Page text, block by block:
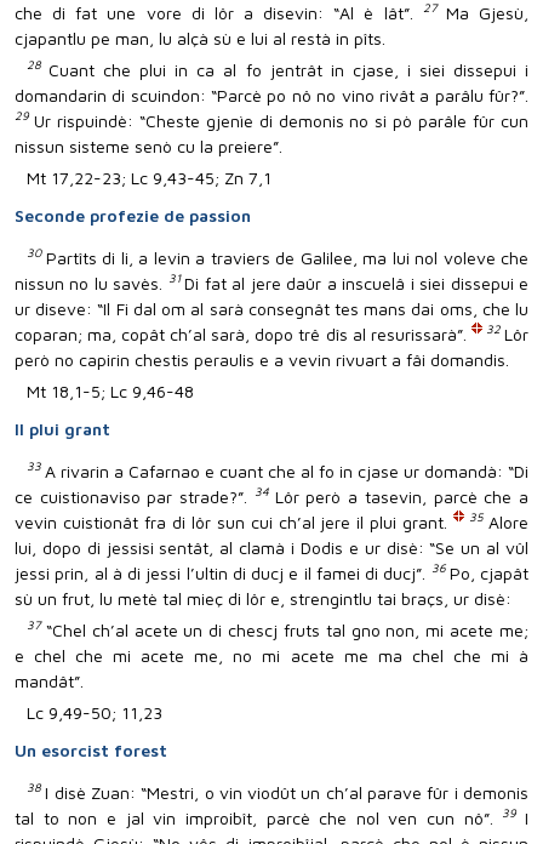
che di fat une vore di lôr a disevin: “Al è lât”.
27 Ma Gjesù,
cjapantlu pe man, lu alçà sù e lui al restà in pîts.
28 Cuant che plui in ca al fo jentrât in cjase, i siei dissepui i
domandarin di scuindon: “Parcè po nô no vino rivât a parâlu fûr?”.
29 Ur rispuindè: “Cheste gjenìe di demonis no si pò parâle fûr cun
nissun sisteme senò cu la preiere”.
Mt 17,22-23; Lc 9,43-45; Zn 7,1
Seconde profezie de passion
30 Partîts di li, a levin a traviers de Galilee, ma lui nol voleve che
nissun no lu savès.
31Di fat al jere daûr a inscuelâ i siei dissepui e
ur diseve: “Il Fi dal om al sarà consegnât tes mans dai oms, che lu
coparan; ma, copât ch’al sarà, dopo trê dîs al resurissarà”.
32Lôr
però no capirin chestis peraulis e a vevin rivuart a fâi domandis.
Mt 18,1-5; Lc 9,46-48
Il plui grant
33 A rivarin a Cafarnao e cuant che al fo in cjase ur domandà: “Di
ce cuistionaviso par strade?”.
34 Lôr però a tasevin, parcè che a
vevin cuistionât fra di lôr sun cui ch’al jere il plui grant.
35 Alore
lui, dopo di jessisi sentât, al clamà i Dodis e ur disè: “Se un al vûl
jessi prin, al à di jessi l’ultin di ducj e il famei di ducj”.
36 Po, cjapât
sù un frut, lu metè tal mieç di lôr e, strengintlu tai braçs, ur disè:
37 “Chel ch’al acete un di chescj fruts tal gno non, mi acete me;
e chel che mi acete me, no mi acete me ma chel che mi à
mandât”.
Lc 9,49-50; 11,23
Un esorcist forest
38I disè Zuan: “Mestri, o vin viodût un ch’al parave fûr i demonis
tal to non e jal vin improibît, parcè che nol ven cun nô”.
39I